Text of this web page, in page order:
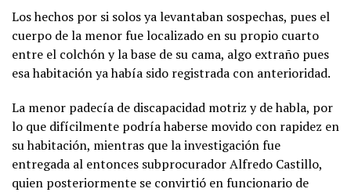
Los hechos por si solos ya levantaban sospechas, pues el
cuerpo de la menor fue localizado en su propio cuarto
entre el colchón y la base de su cama, algo extraño pues
esa habitación ya había sido registrada con anterioridad.
La menor padecía de discapacidad motriz y de habla, por
lo que difícilmente podría haberse movido con rapidez en
su habitación, mientras que la investigación fue
entregada al entonces subprocurador Alfredo Castillo,
quien posteriormente se convirtió en funcionario de